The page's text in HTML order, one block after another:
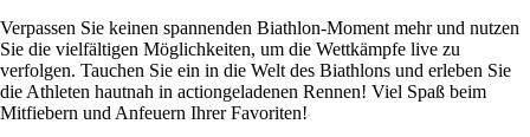
Verpassen Sie keinen spannenden Biathlon-Moment mehr und nutzen
Sie die vielfältigen Möglichkeiten, um die Wettkämpfe live zu
verfolgen. Tauchen Sie ein in die Welt des Biathlons und erleben Sie
die Athleten hautnah in actiongeladenen Rennen! Viel Spaß beim
Mitfiebern und Anfeuern Ihrer Favoriten!